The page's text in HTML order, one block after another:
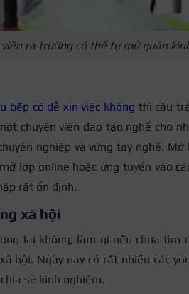
viên ra trường có thể tự mở quán
bếp có dễ xin việc không thì câu
chuyên viên đào tạo nghề cho
nghiệp và vững tay nghề.
lớp online hoặc ứng tuyển vào
rất ổn định.
xã hội
lai không, làm gì nếu chưa tìm
hội. Ngày nay có rất nhiều các
sẻ kinh nghiệm.